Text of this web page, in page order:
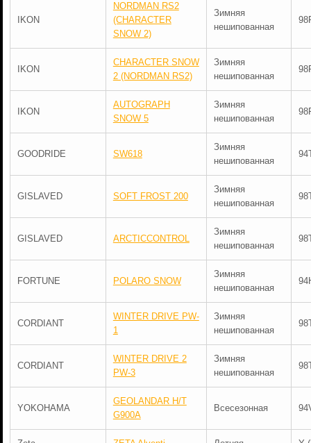
IKON
NORDMAN RS2
(CHARACTER
SNOW 2)
Зимняя
нешипованная
IKON
CHARACTER SNOW
2 (NORDMAN RS2)
Зимняя
нешипованная
IKON
AUTOGRAPH
SNOW 5
Зимняя
нешипованная
GOODRIDE SW618
Зимняя
нешипованная
GISLAVED SOFT FROST 200
Зимняя
нешипованная
GISLAVED ARCTICCONTROL
Зимняя
нешипованная
FORTUNE POLARO SNOW
Зимняя
нешипованная
CORDIANT
WINTER DRIVE PW-
1
Зимняя
нешипованная
CORDIANT
WINTER DRIVE 2
PW-3
Зимняя
нешипованная
YOKOHAMA
GEOLANDAR H/T
G900A
Всесезонная